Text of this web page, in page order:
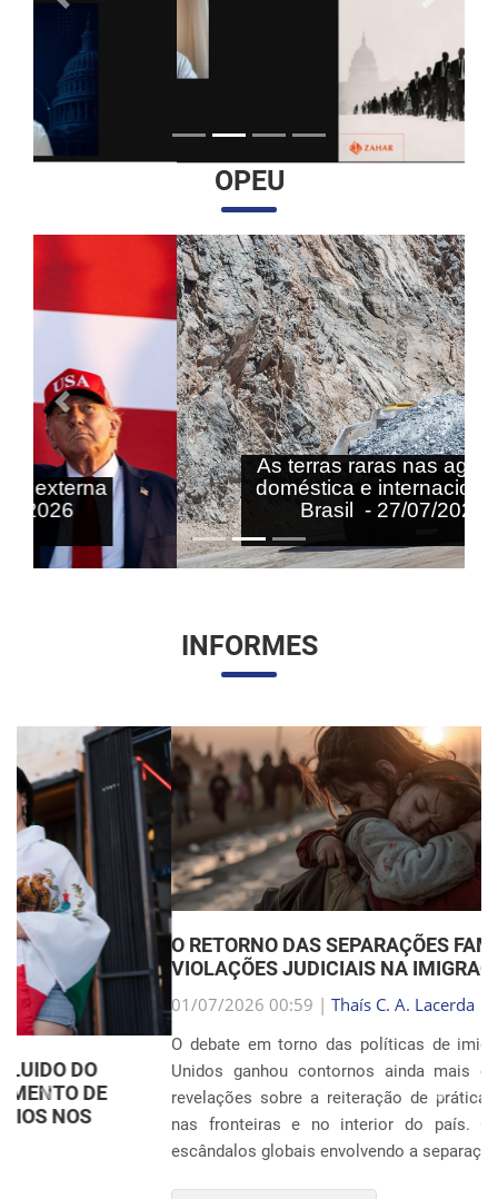
Anterior
OPEU
As terras raras nas agendas
doméstica e internacional do
Brasil - 27/07/2026
Anterior Próximo
INFORMES
O RETORNO DAS SEPARAÇÕES FAMILIARES:
VIOLAÇÕES JUDICIAIS NA IMIGRAÇÃO DOS EUA
01/07/2026 00:59 |Thaís C. A. Lacerda
O debate em torno das políticas de imigração nos Estados
Unidos ganhou contornos ainda mais dramáticos com as
revelações sobre a reiteração de práticas punitivas severas
nas fronteiras e no interior do país. Oito anos após os
escândalos globais envolvendo a separação sistemática d...
Anterior